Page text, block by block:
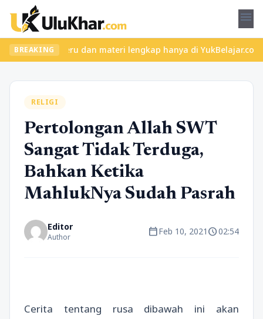
menu
BREAKING
kelas seru dan materi lengkap hanya di YukBelajar.com.
RELIGI
Pertolongan Allah SWT
Sangat Tidak Terduga,
Bahkan Ketika
MahlukNya Sudah Pasrah
Editor
Author calendar_todayFeb 10, 2021 schedule02:54
Cerita tentang rusa dibawah ini akan